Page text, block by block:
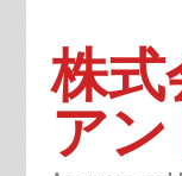
株式
ア